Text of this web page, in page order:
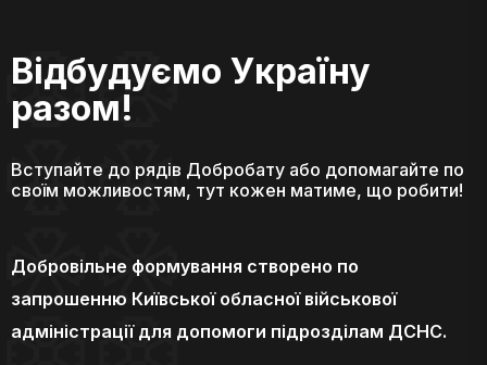
Відбудуємо Україну
разом!
Вступайте до рядів Добробату або допомагайте по
своїм можливостям, тут кожен матиме, що робити!
Добровільне формування створено по
запрошенню Київської обласної військової
адміністрації для допомоги підрозділам ДСНС.